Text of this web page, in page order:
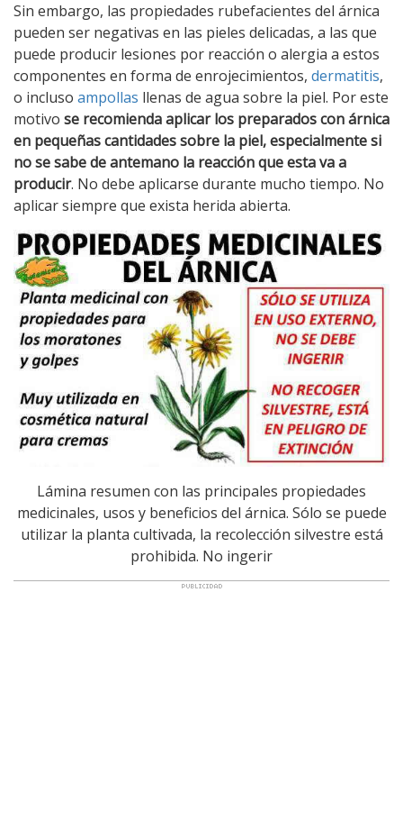
Sin embargo, las propiedades rubefacientes del árnica
pueden ser negativas en las pieles delicadas, a las que
puede producir lesiones por reacción o alergia a estos
componentes en forma de enrojecimientos, dermatitis,
o incluso ampollas llenas de agua sobre la piel. Por este
motivo se recomienda aplicar los preparados con árnica
en pequeñas cantidades sobre la piel, especialmente si
no se sabe de antemano la reacción que esta va a
producir. No debe aplicarse durante mucho tiempo. No
aplicar siempre que exista herida abierta.
Lámina resumen con las principales propiedades
medicinales, usos y beneficios del árnica. Sólo se puede
utilizar la planta cultivada, la recolección silvestre está
prohibida. No ingerir